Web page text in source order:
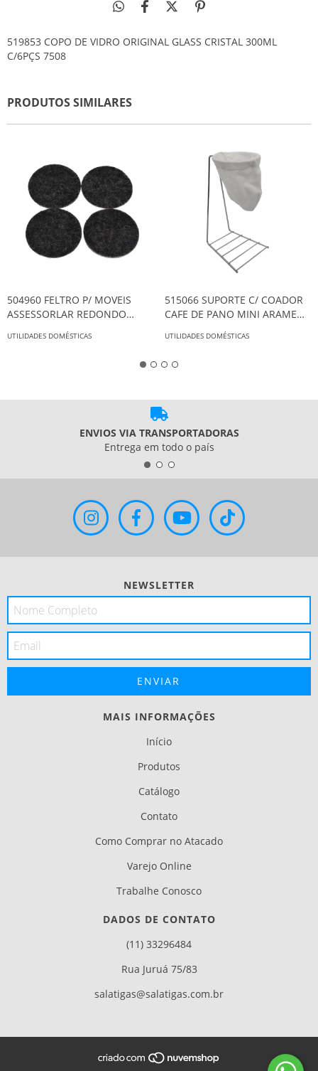
519853 COPO DE VIDRO ORIGINAL GLASS CRISTAL 300ML
C/6PÇS 7508
PRODUTOS SIMILARES
504960 FELTRO P/ MOVEIS
ASSESSORLAR REDONDO
UTILIDADES DOMÉSTICAS
515066 SUPORTE C/ COADOR
CAFE DE PANO MINI ARAME
UTILIDADES DOMÉSTICAS
ENVIOS VIA TRANSPORTADORAS
Entrega em todo o país
NEWSLETTER
MAIS INFORMAÇÕES
Início
Produtos
Catálogo
Contato
Como Comprar no Atacado
Varejo Online
Trabalhe Conosco
DADOS DE CONTATO
(11) 33296484
Rua Juruá 75/83
salatigas@salatigas.com.br